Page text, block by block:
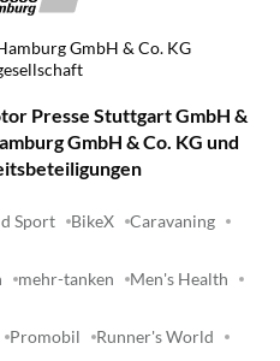
GmbH & Co. KG
Presse Stuttgart GmbH &
GmbH & Co. KG und
Sport BikeX Caravaning
mehr-tanken Men's Health
Promobil Runner's World